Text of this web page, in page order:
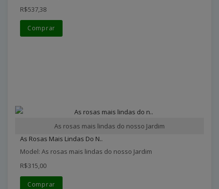
R$537,38
Comprar
As rosas mais lindas do nosso Jardim
As Rosas Mais Lindas Do N..
Model: As rosas mais lindas do nosso Jardim
R$315,00
Comprar